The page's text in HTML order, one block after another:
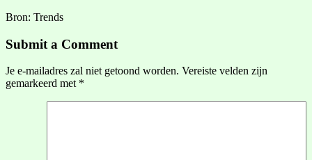
Bron: Trends
Submit a Comment
Je e-mailadres zal niet getoond worden. Vereiste velden zijn
gemarkeerd met *